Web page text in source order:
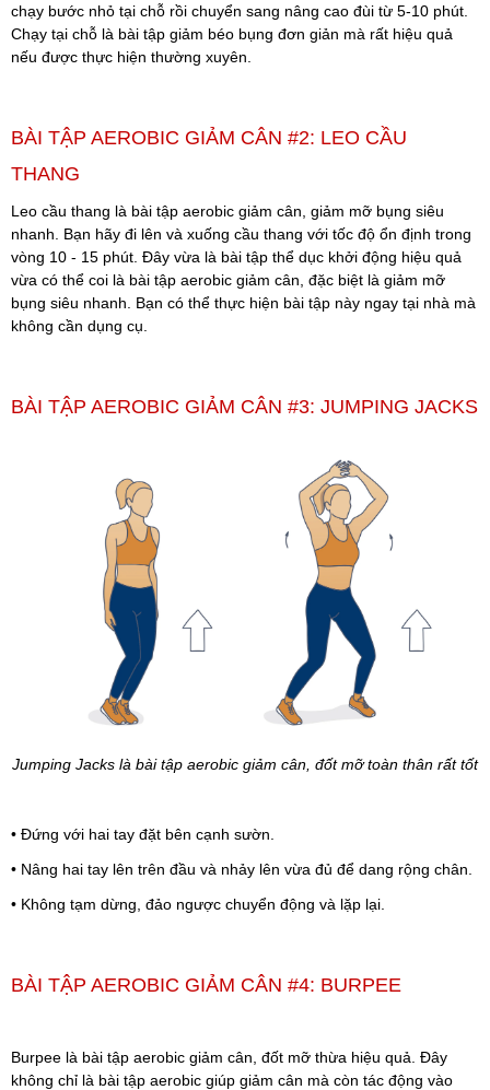
chạy bước nhỏ tại chỗ rồi chuyển sang nâng cao đùi từ 5-10 phút.
Chạy tại chỗ là bài tập giảm béo bụng đơn giản mà rất hiệu quả
nếu được thực hiện thường xuyên.
BÀI TẬP AEROBIC GIẢM CÂN #2: LEO CẦU
THANG
Leo cầu thang là bài tập aerobic giảm cân, giảm mỡ bụng siêu
nhanh. Bạn hãy đi lên và xuống cầu thang với tốc độ ổn định trong
vòng 10 - 15 phút. Đây vừa là bài tập thể dục khởi động hiệu quả
vừa có thể coi là bài tập aerobic giảm cân, đặc biệt là giảm mỡ
bụng siêu nhanh. Bạn có thể thực hiện bài tập này ngay tại nhà mà
không cần dụng cụ.
BÀI TẬP AEROBIC GIẢM CÂN #3: JUMPING JACKS
Jumping Jacks là bài tập aerobic giảm cân, đốt mỡ toàn thân rất tốt
• Đứng với hai tay đặt bên cạnh sườn.
• Nâng hai tay lên trên đầu và nhảy lên vừa đủ để dang rộng chân.
• Không tạm dừng, đảo ngược chuyển động và lặp lại.
BÀI TẬP AEROBIC GIẢM CÂN #4: BURPEE
Burpee là bài tập aerobic giảm cân, đốt mỡ thừa hiệu quả. Đây
không chỉ là bài tập aerobic giúp giảm cân mà còn tác động vào